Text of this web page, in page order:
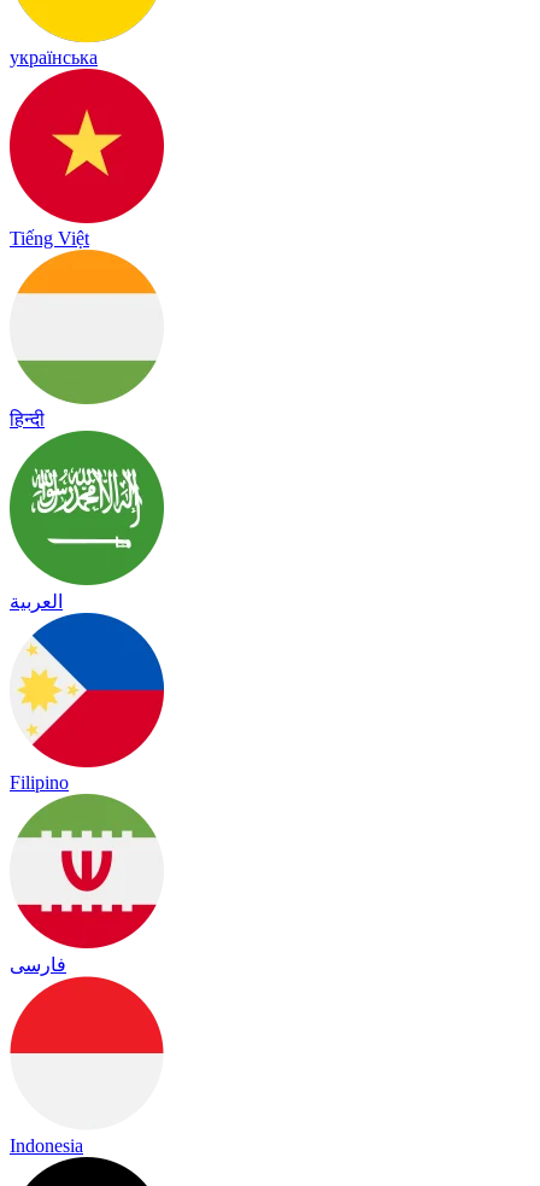
українська
Tiếng Việt
हिन्दी
العربية
Filipino
فارسی
Indonesia